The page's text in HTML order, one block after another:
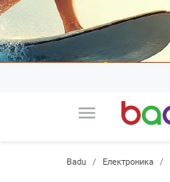
menu
Badu Електроника